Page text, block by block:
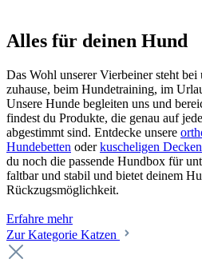
Alles für deinen Hund
Das Wohl unserer Vierbeiner steht bei
zuhause, beim Hundetraining, im
Unsere Hunde begleiten uns und
findest du Produkte, die genau auf
abgestimmt sind. Entdecke unsere
Hundebetten oderkuscheligen Decken
du noch die passende Hundbox für
faltbar und stabil und bietet deinem
Rückzugsmöglichkeit.
Erfahre mehr
Zur Kategorie Katzen